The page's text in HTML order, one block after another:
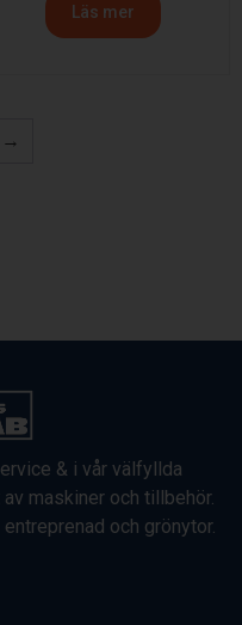
Läs mer
→
& i vår välfyllda
maskiner och tillbehör.
och grönytor.